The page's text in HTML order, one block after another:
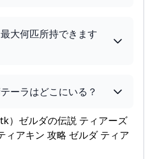
大何匹所持できます
ーラはどこにいる？
）ゼルダの伝説 ティアーズ
ィアキン 攻略 ゼルダ ティア